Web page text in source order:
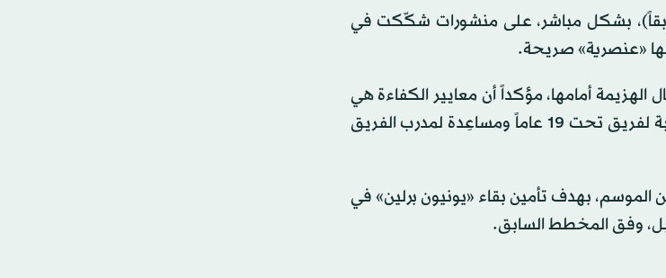
بشكل مباشر، على منشورات شكّكت في
«عنصرية» صريحة.
أمامها، مؤكداً أن معايير الكفاءة هي
الفيصل، خاصة أن إيتا تمتلك خبرة طويلة داخل أروقة النادي، حيث عملت مدربة لفريق تحت 19 عاماً ومساعِدة لمدرب الفريق
الموسم، بهدف تأمين بقاء «يونيون برلين» في
وفق المخطط السابق.